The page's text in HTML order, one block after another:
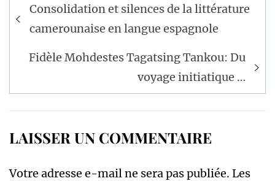
de
Consolidation et silences de la littérature
camerounaise en langue espagnole
Fidèle Mohdestes Tagatsing Tankou: Du
voyage initiatique …
LAISSER UN COMMENTAIRE
Votre adresse e-mail ne sera pas publiée. Les